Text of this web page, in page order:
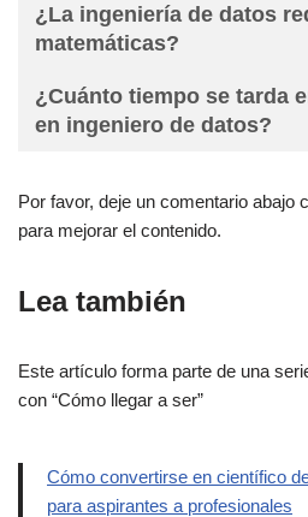
¿La ingeniería de datos
matemáticas?
¿Cuánto tiempo se tarda
en ingeniero de datos?
Por favor, deje un comentario abajo
para mejorar el contenido.
Lea también
Este artículo forma parte de una
con “Cómo llegar a ser”
Cómo convertirse en científico
para aspirantes a profesionales